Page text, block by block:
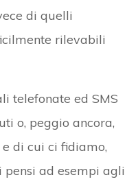
di quelli
rilevabili
telefonate ed SMS
o, peggio ancora,
di cui ci fidiamo,
ad esempi agli